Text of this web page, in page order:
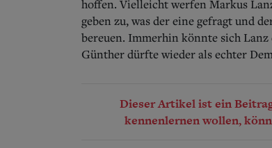
hoffen. Vielleicht werfen Markus
geben zu, was der eine gefragt und
bereuen. Immerhin könnte sich Lanz
Günther dürfte wieder als echter
Dieser Artikel ist ein
kennenlernen wollen,